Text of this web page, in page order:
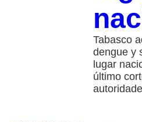
Tabasco
dengue y
lugar
último